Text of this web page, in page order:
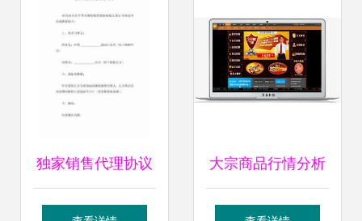
独家销售代理协议
（软件开发类）
大宗商品行情分析
软件开发定制全解